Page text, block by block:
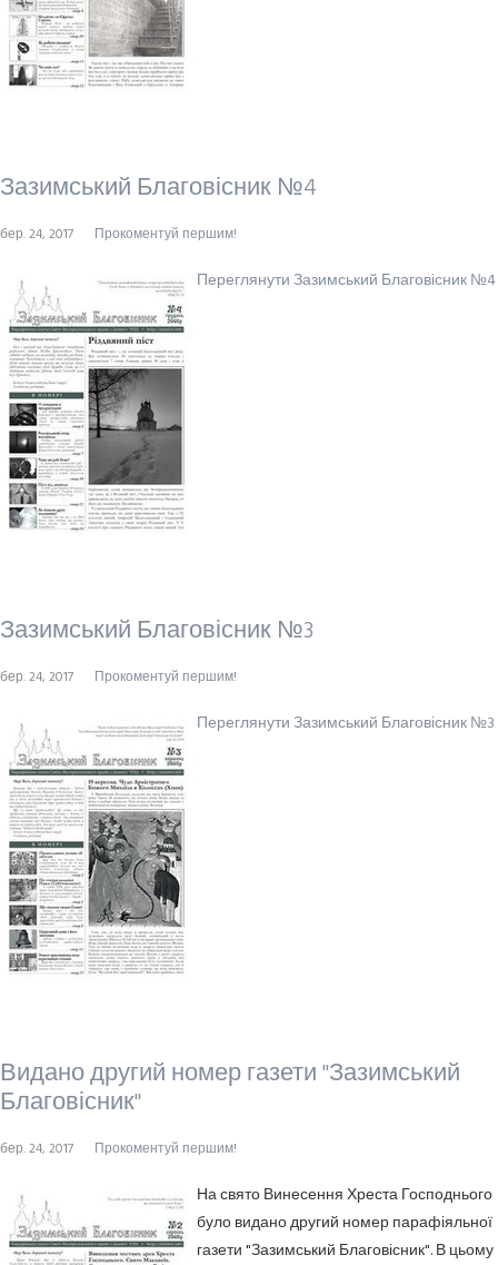
Зазимський Благовісник №4
бер. 24, 2017 Прокоментуй першим!
Переглянути Зазимський Благовісник №4
Зазимський Благовісник №3
бер. 24, 2017 Прокоментуй першим!
Переглянути Зазимський Благовісник №3
Видано другий номер газети "Зазимський
Благовісник"
бер. 24, 2017 Прокоментуй першим!
На свято Винесення Хреста Господнього
було видано другий номер парафіяльної
газети "Зазимський Благовісник". В цьому